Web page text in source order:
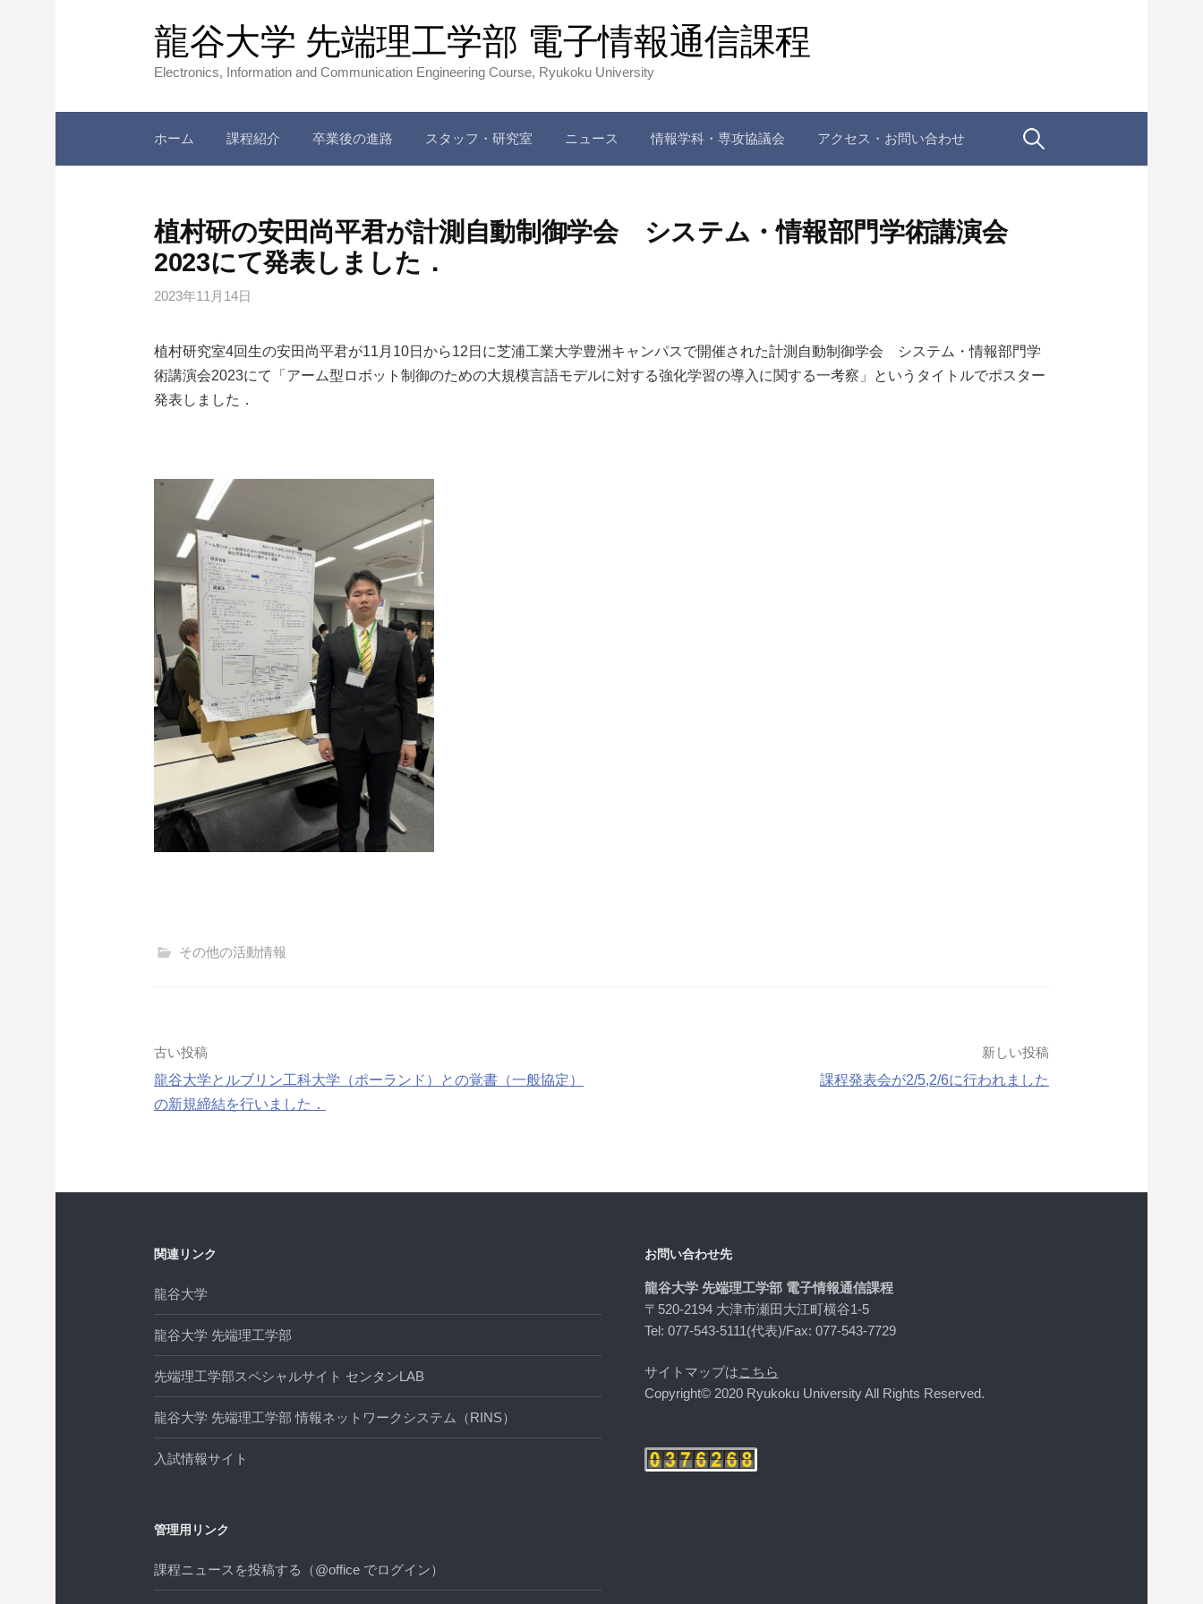
龍谷大学 先端理工学部 電子情報通信課程
Electronics, Information and Communication Engineering Course, Ryukoku University
ホーム 課程紹介 卒業後の進路 スタッフ・研究室 ニュース 情報学科・専攻協議会 アクセス・お問い合わせ 検
植村研の安田尚平君が計測自動制御学会 システム・情報部門学術講演会
2023にて発表しました．
2023年11月14日
植村研究室4回生の安田尚平君が11月10日から12日に芝浦工業大学豊洲キャンパスで開催された計測自動制御学会 システム・情報部門学
術講演会2023にて「アーム型ロボット制御のための大規模言語モデルに対する強化学習の導入に関する一考察」というタイトルでポスター
発表しました．
その他の活動情報
投
稿
ゲ
ョ
ン
古い投稿
龍谷大学とルブリン工科大学（ポーランド）との覚書（一般協定）
の新規締結を行いました．
新しい投稿
課程発表会が2/5,2/6に行われました
関連リンク
龍谷大学
龍谷大学 先端理工学部
先端理工学部スペシャルサイト センタンLAB
龍谷大学 先端理工学部 情報ネットワークシステム（RINS）
入試情報サイト
管理用リンク
課程ニュースを投稿する（@office でログイン）
お問い合わせ先
龍谷大学 先端理工学部 電子情報通信課程
〒520-2194 大津市瀬田大江町横谷1-5
Tel: 077-543-5111(代表)/Fax: 077-543-7729
サイトマップはこちら
Copyright© 2020 Ryukoku University All Rights Reserved.